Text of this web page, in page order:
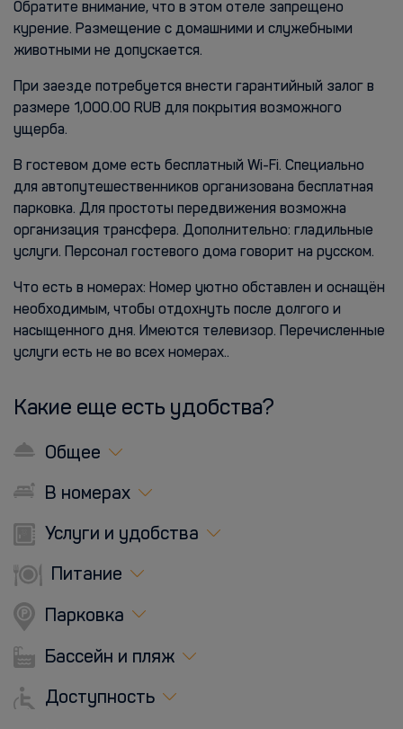
Обратите внимание, что в этом отеле запрещено
курение. Размещение с домашними и служебными
животными не допускается.
При заезде потребуется внести гарантийный залог в
размере 1,000.00 RUB для покрытия возможного
ущерба.
В гостевом доме есть бесплатный Wi-Fi. Специально
для автопутешественников организована бесплатная
парковка. Для простоты передвижения возможна
организация трансфера. Дополнительно: гладильные
услуги. Персонал гостевого дома говорит на русском.
Что есть в номерах: Номер уютно обставлен и оснащён
необходимым, чтобы отдохнуть после долгого и
насыщенного дня. Имеются телевизор. Перечисленные
услуги есть не во всех номерах..
Какие еще есть удобства?
Общее
В номерах
Услуги и удобства
Питание
Парковка
Бассейн и пляж
Доступность